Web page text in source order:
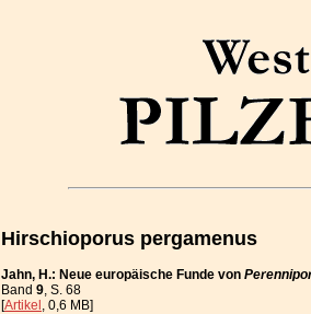
Hirschioporus pergamenus
Jahn, H.: Neue europäische Funde von
Band 9, S. 68
[Artikel, 0,6 MB]